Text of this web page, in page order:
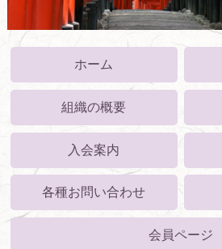
ホーム
組織の概要
入会案内
各種お問い合わせ
会員ページ